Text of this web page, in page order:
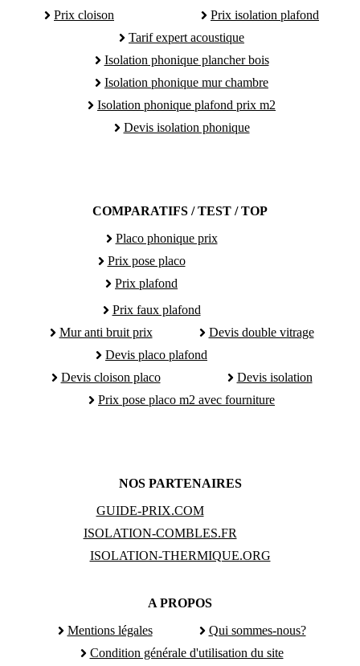
Prix cloison
Prix isolation plafond
Tarif expert acoustique
Isolation phonique plancher bois
Isolation phonique mur chambre
Isolation phonique plafond prix m2
Devis isolation phonique
COMPARATIFS / TEST / TOP
Placo phonique prix
Prix pose placo
Prix plafond
Prix faux plafond
Mur anti bruit prix
Devis double vitrage
Devis placo plafond
Devis cloison placo
Devis isolation
Prix pose placo m2 avec fourniture
NOS PARTENAIRES
GUIDE-PRIX.COM
ISOLATION-COMBLES.FR
ISOLATION-THERMIQUE.ORG
A PROPOS
Mentions légales
Qui sommes-nous?
Condition générale d'utilisation du site